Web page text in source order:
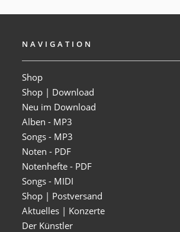
NAVIGATION
Shop
Shop | Download
Neu im Download
Alben - MP3
Songs - MP3
Noten - PDF
Notenhefte - PDF
Songs - MIDI
Shop | Postversand
Aktuelles | Konzerte
Der Künstler